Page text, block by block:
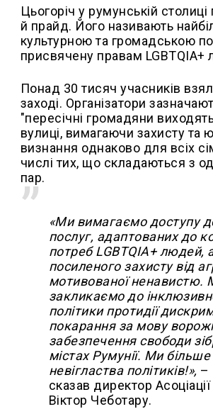
Цьогоріч у румунській
й прайд. Його називають
культурною та громадською
присвячену правам LGBTQIA+
Понад 30 тисяч учасників
заході. Організатори
"пересічні громадяни
вулиці, вимагаючи захисту та
визнання однаково для всіх
числі тих, що складаються з
пар.
«Ми вимагаємо доступу
послуг, адаптованих до
потреб LGBTQIA+ людей,
посиленого захисту від
мотивованої ненавистю.
закликаємо до
політики протидії
покарання за мову
забезпечення свободи
містах Румунії. Ми
невігластва політиків!», –
сказав директор
Віктор Чеботару.